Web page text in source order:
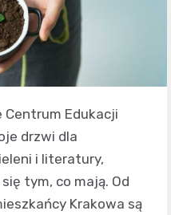
Centrum Edukacji
drzwi dla
i literatury,
tym, co mają. Od
Krakowa są